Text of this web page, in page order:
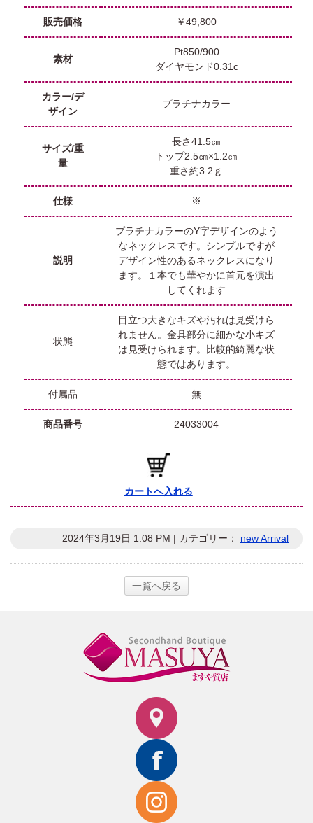
販売価格 ￥49,800
素材
Pt850/900
ダイヤモンド0.31c
カラー/デ
ザイン
プラチナカラー
サイズ/重
量
長さ41.5㎝
トップ2.5㎝×1.2㎝
重さ約3.2ｇ
仕様 ※
説明
プラチナカラーのY字デザインのよう
なネックレスです。シンプルですが
デザイン性のあるネックレスになり
ます。１本でも華やかに首元を演出
してくれます
状態
目立つ大きなキズや汚れは見受けら
れません。金具部分に細かな小キズ
は見受けられます。比較的綺麗な状
態ではあります。
付属品 無
商品番号 24033004
カートへ入れる
2024年3月19日 1:08 PM | カテゴリー： new Arrival
一覧へ戻る